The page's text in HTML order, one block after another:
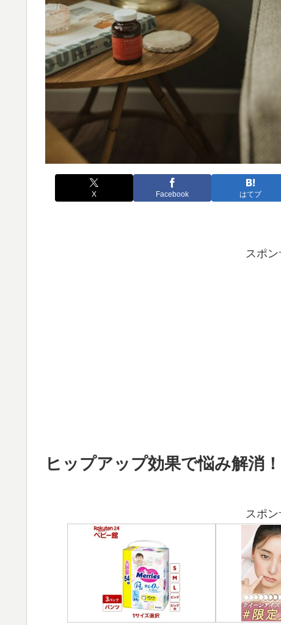
X Facebook はてブ
スポ
ヒップアップ効果で悩み解消
スポ